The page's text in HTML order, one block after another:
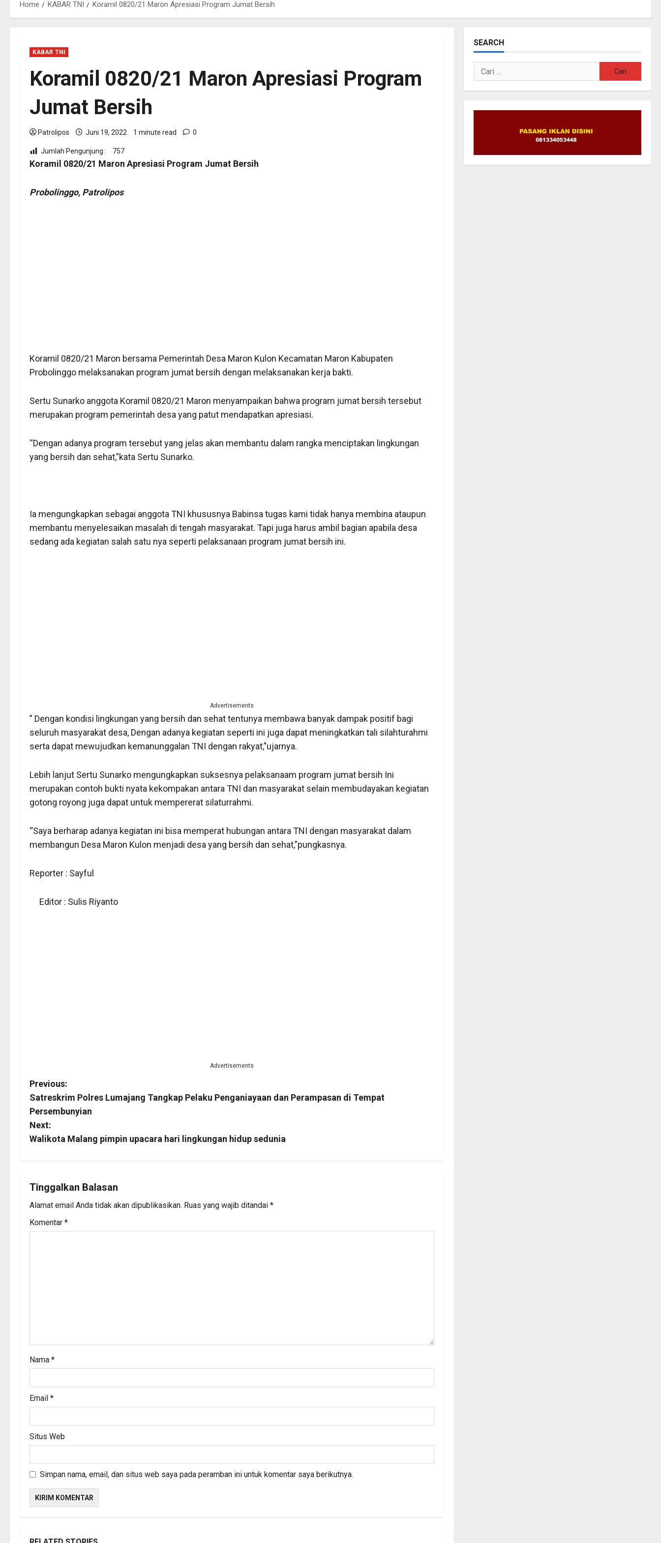
Home KABAR TNI Koramil 0820/21 Maron Apresiasi Program Jumat Bersih
KABAR TNI
Koramil 0820/21 Maron Apresiasi Program
Jumat Bersih
Patrolipos Juni 19, 2022 1 minute read 0
Jumlah Pengunjung : 757
Koramil 0820/21 Maron Apresiasi Program Jumat Bersih
Probolinggo, Patrolipos
Koramil 0820/21 Maron bersama Pemerintah Desa Maron Kulon Kecamatan Maron Kabupaten
Probolinggo melaksanakan program jumat bersih dengan melaksanakan kerja bakti.
Sertu Sunarko anggota Koramil 0820/21 Maron menyampaikan bahwa program jumat bersih tersebut
merupakan program pemerintah desa yang patut mendapatkan apresiasi.
“Dengan adanya program tersebut yang jelas akan membantu dalam rangka menciptakan lingkungan
yang bersih dan sehat,”kata Sertu Sunarko.
Ia mengungkapkan sebagai anggota TNI khususnya Babinsa tugas kami tidak hanya membina ataupun
membantu menyelesaikan masalah di tengah masyarakat. Tapi juga harus ambil bagian apabila desa
sedang ada kegiatan salah satu nya seperti pelaksanaan program jumat bersih ini.
Advertisements
” Dengan kondisi lingkungan yang bersih dan sehat tentunya membawa banyak dampak positif bagi
seluruh masyarakat desa, Dengan adanya kegiatan seperti ini juga dapat meningkatkan tali silahturahmi
serta dapat mewujudkan kemanunggalan TNI dengan rakyat,”ujarnya.
Lebih lanjut Sertu Sunarko mengungkapkan suksesnya pelaksanaam program jumat bersih Ini
merupakan contoh bukti nyata kekompakan antara TNI dan masyarakat selain membudayakan kegiatan
gotong royong juga dapat untuk mempererat silaturrahmi.
“Saya berharap adanya kegiatan ini bisa memperat hubungan antara TNI dengan masyarakat dalam
membangun Desa Maron Kulon menjadi desa yang bersih dan sehat,”pungkasnya.
Reporter : Sayful
Editor : Sulis Riyanto
Advertisements
P
o
s
a
v
i
n
Previous:
Satreskrim Polres Lumajang Tangkap Pelaku Penganiayaan dan Perampasan di Tempat
Persembunyian
Next:
Walikota Malang pimpin upacara hari lingkungan hidup sedunia
Tinggalkan Balasan
Alamat email Anda tidak akan dipublikasikan. Ruas yang wajib ditandai *
Komentar *
Nama *
Email *
Situs Web
Simpan nama, email, dan situs web saya pada peramban ini untuk komentar saya berikutnya.
SEARCH
Cari
untuk: